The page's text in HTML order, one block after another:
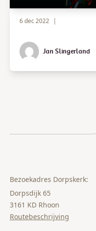
6 dec 2022 |
Jan Slingerland
Bezoekadres Dorpskerk:
Dorpsdijk 65
3161 KD Rhoon
Routebeschrijving